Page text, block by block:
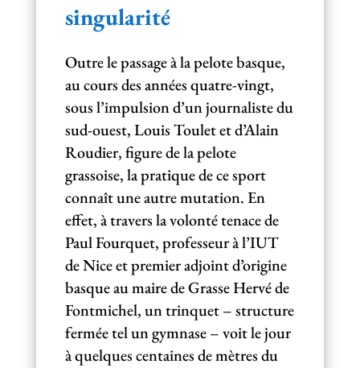
singularité
Outre le passage à la pelote basque,
au cours des années quatre-vingt,
sous l’impulsion d’un journaliste du
sud-ouest, Louis Toulet et d’Alain
Roudier, figure de la pelote
grassoise, la pratique de ce sport
connaît une autre mutation. En
effet, à travers la volonté tenace de
Paul Fourquet, professeur à l’IUT
de Nice et premier adjoint d’origine
basque au maire de Grasse Hervé de
Fontmichel, un trinquet – structure
fermée tel un gymnase – voit le jour
à quelques centaines de mètres du